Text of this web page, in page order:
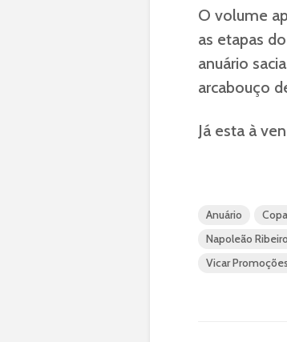
O volume
as etapas
anuário
arcabouço
Já esta à
Anuário
Napoleão Ribeiro
Vicar